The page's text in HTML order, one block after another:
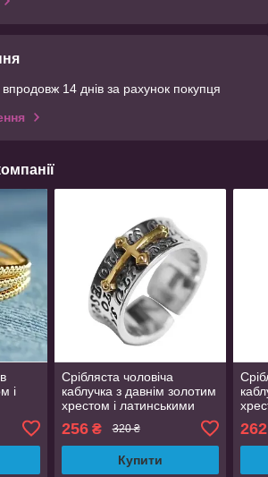
14 днів за рахунок покупця
і
20
Срібляста чоловіча
каблучка з давнім золотим
хрестом і латинськими
написами регульований
розмір AurumLux5269
256₴ 320 ₴
Купити